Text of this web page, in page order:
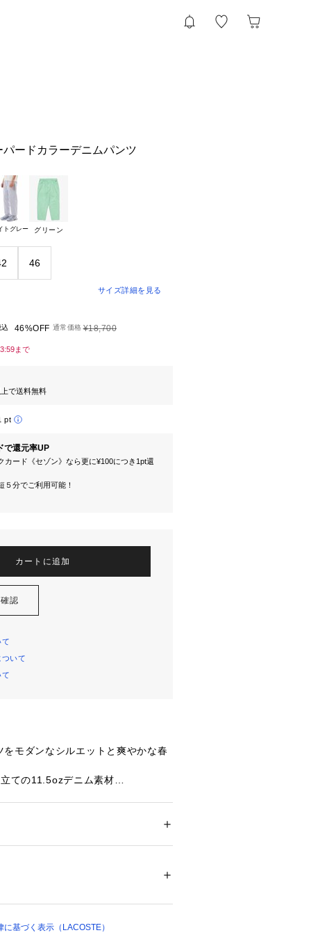
パードカラーデニムパンツ
トグレー グリーン
46
サイズ詳細を見る
込 46%OFF 通常価格 ¥18,700
まで
で送料無料
pt
で還元率UP
カード《セゾン》なら更に¥100につき1pt還
５分でご利用可能！
カートに追加
認
いて
をモダンなシルエットと爽やかな春
ての11.5ozデニム素材
ディゴカラーを春らしいライトカラ
アップジャケットもあり
）
基づく表示（LACOSTE）